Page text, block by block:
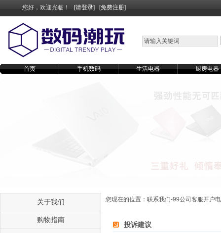
首页 手机数码 生活电器 厨房电器
您好，欢迎光临！ [请登录] [免费注册]
关于我们
购物指南
您现在的位置： 联系我们-99公司客服开户
投诉建议